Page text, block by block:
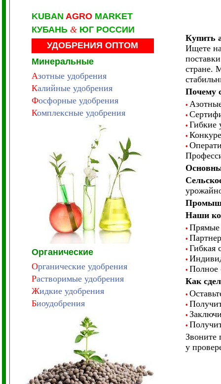
KUBAN AGRO MARKET
КУБАНЬ & ЮГ РОССИИ
УДОБРЕНИЯ ОПТОМ
Минеральные
Азотные удобрения
Калийные удобрения
Фосфорные удобрения
Комплексные удобрения
Органические
Органические удобрения
Растворимые удобрения
Жидкие удобрения
Биоудобрения
Купить
Ищете
стране.
Почему
•
•
• Гибкие
•
•
Наши
• Прямые
•
• Гибкая
•
• Полное
Как
•
•
•
•
Звоните
у